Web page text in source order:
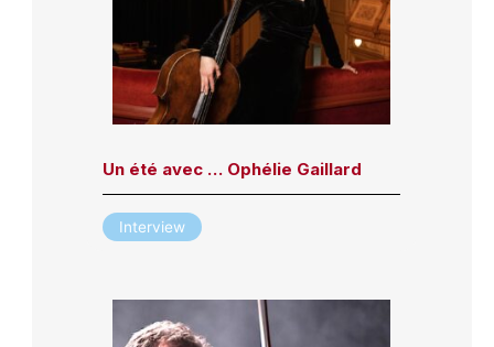
Un été avec … Ophélie Gaillard
Interview